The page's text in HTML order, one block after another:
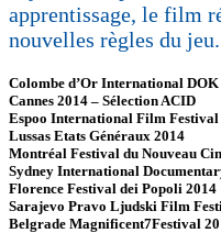
apprentissage, le film
nouvelles règles du jeu.
Colombe d’Or International
Cannes 2014 – Sélection ACID
Espoo International Film Festival
Lussas Etats Généraux 2014
Montréal Festival du Nouveau
Sydney International
Florence Festival dei Popoli 2014
Sarajevo Pravo Ljudski Film
Belgrade Magnificent7Festival